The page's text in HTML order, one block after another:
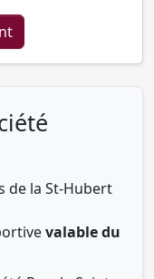
de la St-Hubert
valable du